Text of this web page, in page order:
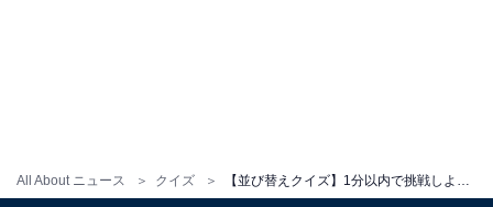
All About ニュース クイズ